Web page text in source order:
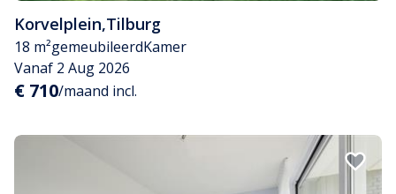
Korvelplein,Tilburg
18 m²gemeubileerdKamer
Vanaf 2 Aug 2026
€ 710/maand incl.